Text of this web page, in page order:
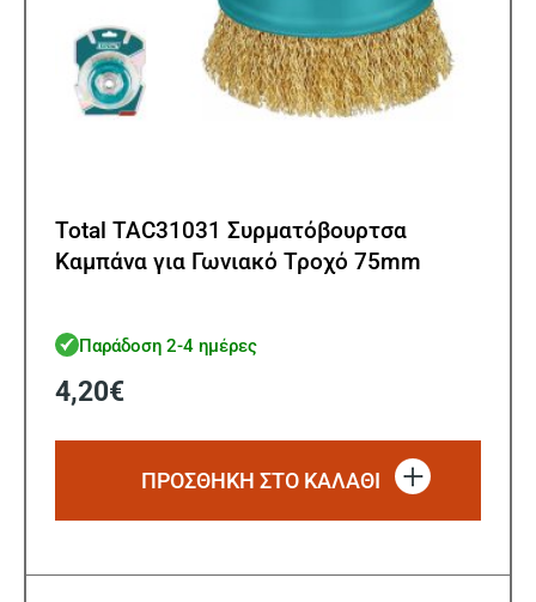
Total TAC31031 Συρματόβουρτσα
Καμπάνα για Γωνιακό Τροχό 75mm
Παράδοση 2-4 ημέρες
4,20€
ΠΡΟΣΘΗΚΗ ΣΤΟ ΚΑΛΑΘΙ